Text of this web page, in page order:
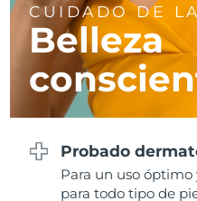
CUIDADO DE
Belleza
Probado
Para un uso
para todo tipo de
Tailandia
Turquía
Emiratos Árabes
Reino Unido